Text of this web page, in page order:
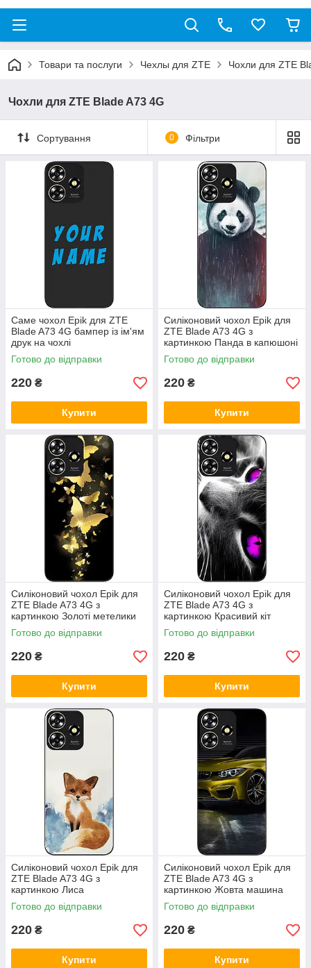
Товари та послуги Чехлы для ZTE Чохли для ZTE
Чохли для ZTE Blade A73 4G
Сортування 0 Фільтри
Саме чохол Epik для ZTE
Blade A73 4G бампер із ім'ям
друк на чохлі
Готово до відправки
220 ₴
Купити
Силіконовий чохол Epik для
ZTE Blade A73 4G з
картинкою Панда в капюшоні
Готово до відправки
220 ₴
Купити
Силіконовий чохол Epik для
ZTE Blade A73 4G з
картинкою Золоті метелики
Готово до відправки
220 ₴
Купити
Силіконовий чохол Epik для
ZTE Blade A73 4G з
картинкою Красивий кіт
Готово до відправки
220 ₴
Купити
Силіконовий чохол Epik для
ZTE Blade A73 4G з
картинкою Лиса
Готово до відправки
220 ₴
Купити
Силіконовий чохол Epik для
ZTE Blade A73 4G з
картинкою Жовта машина
Готово до відправки
220 ₴
Купити